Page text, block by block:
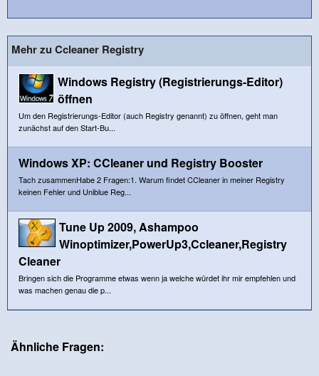
Mehr zu Ccleaner Registry
Windows Registry (Registrierungs-Editor)
öffnen
Um den Registrierungs-Editor (auch Registry genannt) zu öffnen, geht man
zunächst auf den Start-Bu...
Windows XP: CCleaner und Registry Booster
Tach zusammenHabe 2 Fragen:1. Warum findet CCleaner in meiner Registry
keinen Fehler und Uniblue Reg...
Tune Up 2009, Ashampoo
Winoptimizer,PowerUp3,Ccleaner,Registry
Cleaner
Bringen sich die Programme etwas wenn ja welche würdet ihr mir empfehlen und
was machen genau die p...
Ähnliche Fragen: